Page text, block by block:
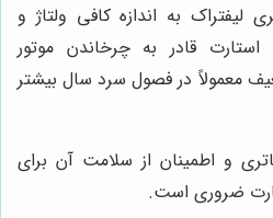
لیفتراک به اندازه کافی ولتاژ و
استارت قادر به چرخاندن موتور
معمولاً در فصول سرد سال بیشتر
و اطمینان از سلامت آن برای
ضروری است.